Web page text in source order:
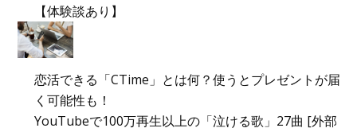
【体験談あり】
恋活できる「CTime」とは何？使うとプレゼントが届
く可能性も！
YouTubeで100万再生以上の「泣ける歌」27曲 [外部